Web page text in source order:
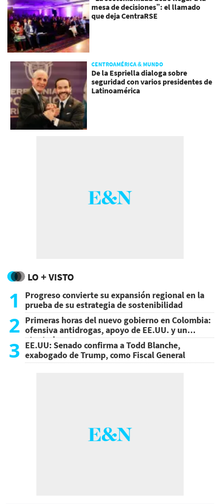
mesa de decisiones”: el llamado
que deja CentraRSE
CENTROAMÉRICA & MUNDO
De la Espriella dialoga sobre
seguridad con varios presidentes de
Latinoamérica
LO + VISTO
1
Progreso convierte su expansión regional en la
prueba de su estrategia de sostenibilidad
2 Primeras horas del nuevo gobierno en Colombia:
ofensiva antidrogas, apoyo de EE.UU. y un
atentado
3 EE.UU: Senado confirma a Todd Blanche,
exabogado de Trump, como Fiscal General